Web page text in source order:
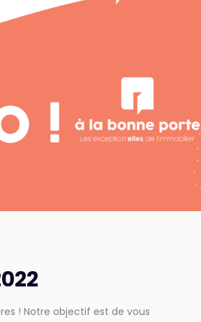
! Notre objectif est de vous